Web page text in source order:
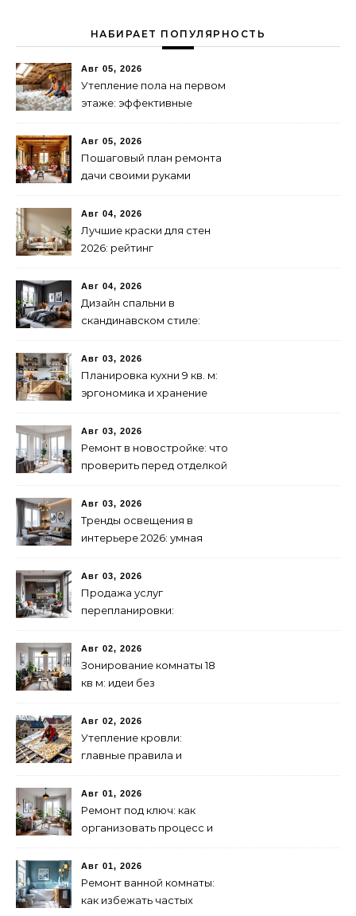
НАБИРАЕТ ПОПУЛЯРНОСТЬ
Авг 05, 2026
Утепление пола на первом
этаже: эффективные
Авг 05, 2026
Пошаговый план ремонта
дачи своими руками
Авг 04, 2026
Лучшие краски для стен
2026: рейтинг
стойкости
Авг 04, 2026
Дизайн спальни в
скандинавском стиле:
Авг 03, 2026
Планировка кухни 9 кв. м:
эргономика и хранение
Авг 03, 2026
Ремонт в новостройке: что
проверить перед отделкой
Авг 03, 2026
Тренды освещения в
интерьере 2026: умная
лампы
Авг 03, 2026
Продажа услуг
перепланировки:
руководство
Авг 02, 2026
Зонирование комнаты 18
кв м: идеи без
Авг 02, 2026
Утепление кровли:
главные правила и
Авг 01, 2026
Ремонт под ключ: как
организовать процесс и
Авг 01, 2026
Ремонт ванной комнаты:
как избежать частых